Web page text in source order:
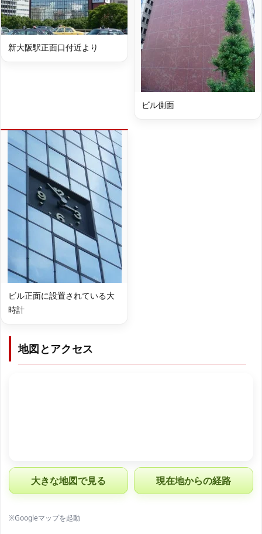
新大阪駅正面口付近より
ビル側面
ビル正面に設置されている大
時計
地図とアクセス
大きな地図で見る 現在地からの経路
※Googleマップを起動